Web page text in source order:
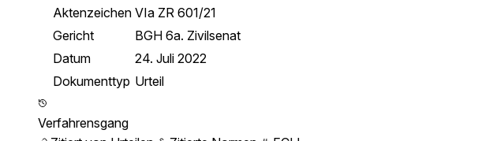
Aktenzeichen VIa ZR 601/21
Gericht
BGH 6a. Zivilsenat
Datum
24. Juli 2022
Dokumenttyp Urteil
Verfahrensgang